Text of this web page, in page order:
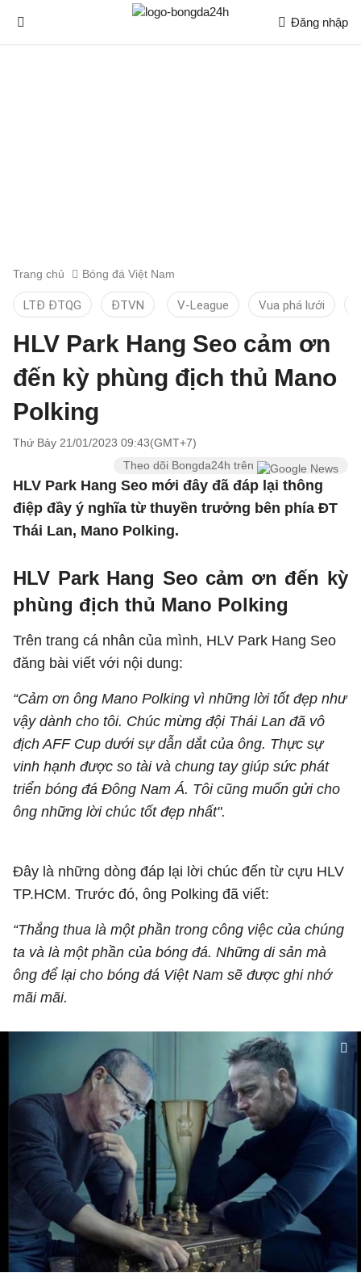
Đăng nhập
Trang chủ Bóng đá Việt Nam
LTĐ ĐTQG ĐTVN V-League Vua phá lưới
HLV Park Hang Seo cảm ơn
đến kỳ phùng địch thủ Mano
Polking
Thứ Bảy 21/01/2023 09:43(GMT+7)
Theo dõi Bongda24h trên
HLV Park Hang Seo mới đây đã đáp lại thông
điệp đầy ý nghĩa từ thuyền trưởng bên phía ĐT
Thái Lan, Mano Polking.
HLV Park Hang Seo cảm ơn đến kỳ
phùng địch thủ Mano Polking
Trên trang cá nhân của mình, HLV Park Hang Seo
đăng bài viết với nội dung:
“Cảm ơn ông Mano Polking vì những lời tốt đẹp như
vậy dành cho tôi. Chúc mừng đội Thái Lan đã vô
địch AFF Cup dưới sự dẫn dắt của ông. Thực sự
vinh hạnh được so tài và chung tay giúp sức phát
triển bóng đá Đông Nam Á. Tôi cũng muốn gửi cho
ông những lời chúc tốt đẹp nhất".
Đây là những dòng đáp lại lời chúc đến từ cựu HLV
TP.HCM. Trước đó, ông Polking đã viết:
“Thắng thua là một phần trong công việc của chúng
ta và là một phần của bóng đá. Những di sản mà
ông để lại cho bóng đá Việt Nam sẽ được ghi nhớ
mãi mãi.